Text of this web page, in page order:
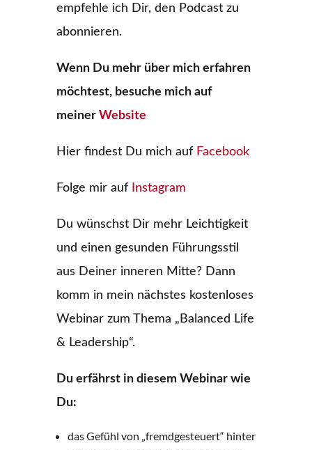
empfehle ich Dir, den Podcast zu
abonnieren.
Wenn Du mehr über mich erfahren
möchtest, besuche mich auf
meiner Website
Hier findest Du mich auf Facebook
Folge mir auf Instagram
Du wünschst Dir mehr Leichtigkeit
und einen gesunden Führungsstil
aus Deiner inneren Mitte? Dann
komm in mein nächstes kostenloses
Webinar zum Thema „Balanced Life
& Leadership“.
Du erfährst in diesem Webinar wie
Du:
das Gefühl von „fremdgesteuert“ hinter